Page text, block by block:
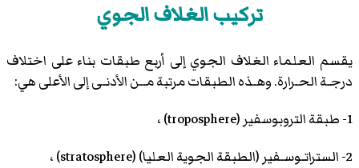
تركيب الغلاف الجوي
يقسم العلماء الغلاف الجوي إلى أربع طبقات بناء على اختلاف
درجـة الحـرارة. وهـذه الطبقات مرتبة مــن الأدنـى إلى الأعلى هي:
1- طبقة التروبوسفير (troposphere) ،
2- الستراتـوسـفير (الطبقة الجوية العليا) (stratosphere) ،